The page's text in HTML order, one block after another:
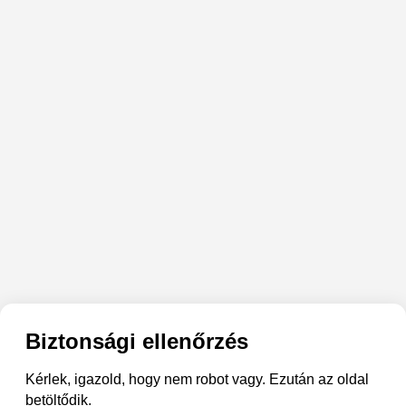
Biztonsági ellenőrzés
Kérlek, igazold, hogy nem robot vagy. Ezután az oldal
betöltődik.